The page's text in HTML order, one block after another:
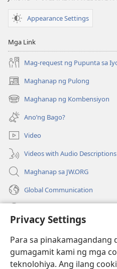
Privacy Settings
Para sa pinakamagandang
gumagamit kami ng mga
teknolohiya. Ang ilang
Appearance Settings
Mga Link
Mag-request ng Pupunta sa
Maghanap ng Pulong
(may
bubukas
na
bagong
window)
Maghanap ng Kombensiyon
(may
bubukas
na
bagong
window)
Ano’ng Bago?
Video
Videos with Audio Descriptions
Maghanap sa JW.ORG
Global Communication
(may
na
bagong
Watchtower ONLINE
(may